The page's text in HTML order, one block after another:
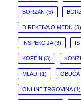
BORZAN (5)
DIREKTIVA O MEDU (3)
INSPEKCIJA(3)
KOFEIN (3)
MLADI (1) OBUĆA
ONLINE TRGOVINA(1)